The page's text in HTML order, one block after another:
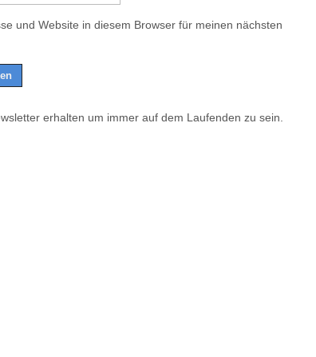
und Website in diesem Browser für meinen nächsten
erhalten um immer auf dem Laufenden zu sein.